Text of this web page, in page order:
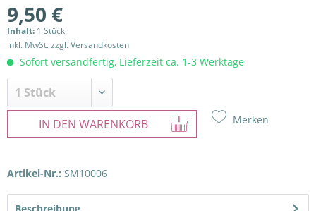
9,50 €
Inhalt: 1 Stück
inkl. MwSt.zzgl. Versandkosten
Sofort versandfertig, Lieferzeit ca. 1-3 Werktage
IN DEN WARENKORB Merken
Artikel-Nr.: SM10006